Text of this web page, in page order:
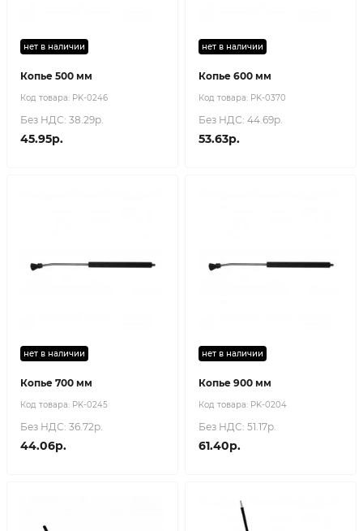
нет в наличии
Копье 500 мм
Код товара: PK-0246
Без НДС: 38.29р.
45.95р.
нет в наличии
Копье 600 мм
Код товара: PK-0370
Без НДС: 44.69р.
53.63р.
нет в наличии
Копье 700 мм
Код товара: PK-0245
Без НДС: 36.72р.
44.06р.
нет в наличии
Копье 900 мм
Код товара: PK-0204
Без НДС: 51.17р.
61.40р.